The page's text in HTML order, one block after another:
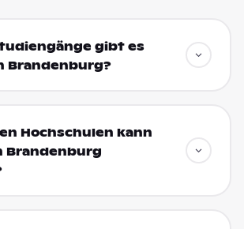
gibt es
Brandenburg?
Hochschulen kann
Brandenburg